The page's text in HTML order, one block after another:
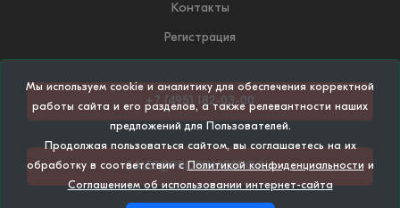
Мы используем cookie и аналитику для обеспечения корректной
работы сайта и его разделов, а также релевантности наших
предложений для Пользователей.
Продолжая пользоваться сайтом, вы соглашаетесь на их
обработку в соответствии сПолитикой конфиденциальности и
Соглашением об использовании интернет-сайта
Контакты
Регистрация
+7 (495) 182-03-00
SALES@PROFSNABENG.RU